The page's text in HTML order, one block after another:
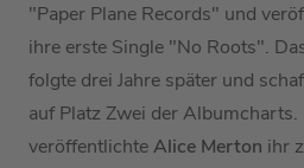
"Paper Plane Records" und
ihre erste Single "No Roots".
folgte drei Jahre später und
auf Platz Zwei der
veröffentlichteAlice Merton ihr